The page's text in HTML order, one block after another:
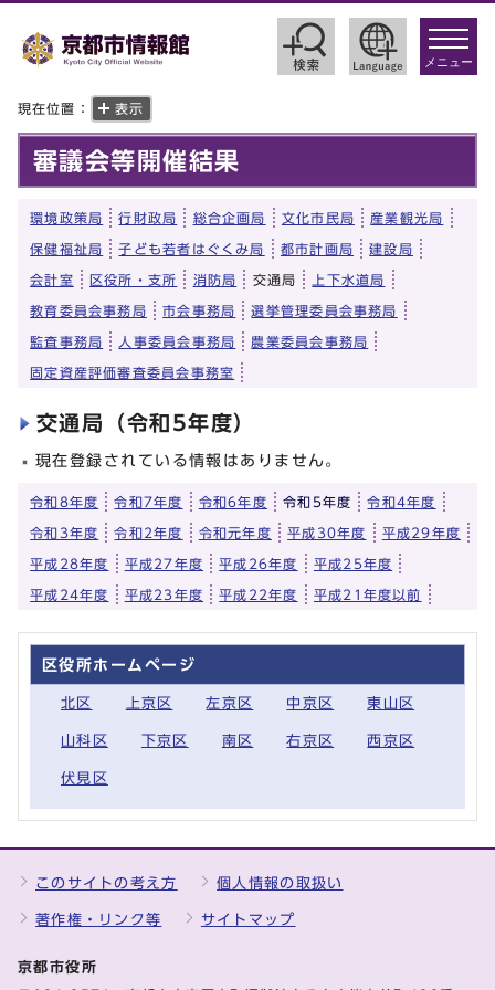
toggle
メニュー
現在位置： 表示
審議会等開催結果
環境政策局 行財政局 総合企画局 文化市民局 産業観光局
保健福祉局 子ども若者はぐくみ局 都市計画局 建設局
会計室 区役所・支所 消防局 交通局 上下水道局
教育委員会事務局 市会事務局 選挙管理委員会事務局
監査事務局 人事委員会事務局 農業委員会事務局
固定資産評価審査委員会事務室
交通局（令和5年度）
現在登録されている情報はありません。
令和8年度 令和7年度 令和6年度 令和5年度 令和4年度
令和3年度 令和2年度 令和元年度 平成30年度 平成29年度
平成28年度 平成27年度 平成26年度 平成25年度
平成24年度 平成23年度 平成22年度 平成21年度以前
区役所ホームページ
北区 上京区 左京区 中京区 東山区
山科区 下京区 南区 右京区 西京区
伏見区
このサイトの考え方 個人情報の取扱い
著作権・リンク等 サイトマップ
京都市役所